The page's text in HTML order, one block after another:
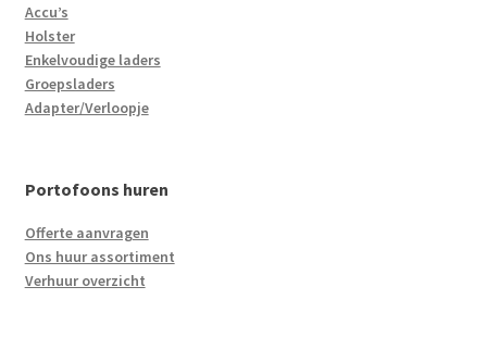
Accu’s
Holster
Enkelvoudige laders
Groepsladers
Adapter/Verloopje
Portofoons huren
Offerte aanvragen
Ons huur assortiment
Verhuur overzicht